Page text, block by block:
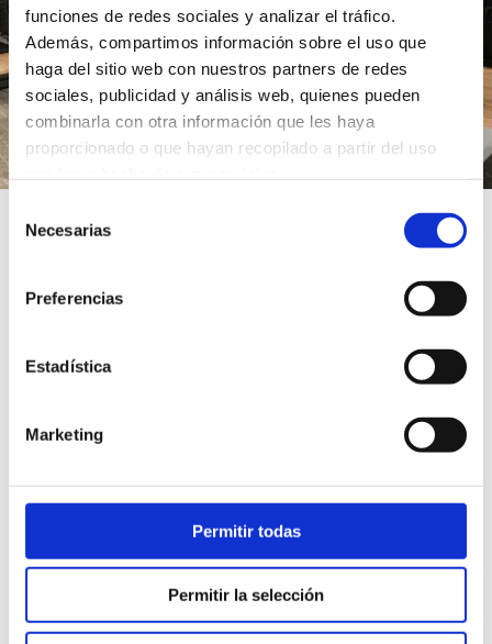
funciones de redes sociales y analizar el tráfico.
Además, compartimos información sobre el uso que
haga del sitio web con nuestros partners de redes
sociales, publicidad y análisis web, quienes pueden
combinarla con otra información que les haya
proporcionado o que hayan recopilado a partir del uso
Necesarias
Preferencias
Estadística
Marketing
Permitir todas
Permitir la selección
¿Te gustaría realizar un
proyecto como este?
Volver